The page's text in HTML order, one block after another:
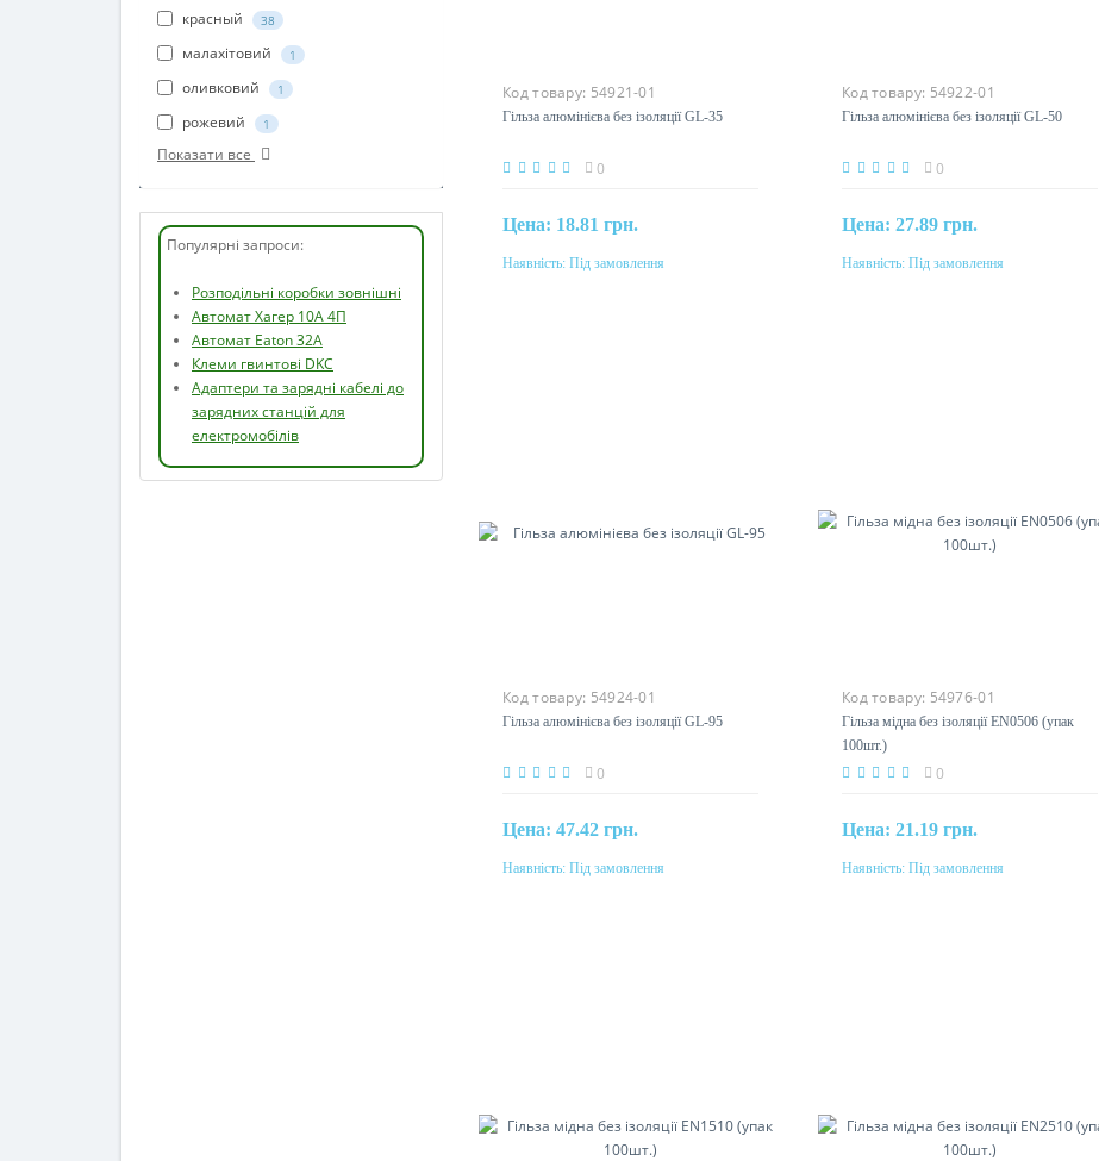
красный 38
малахітовий 1
оливковий 1
рожевий 1
Показати все
Популярні запроси:
Розподільні коробки зовнішні
Автомат Хагер 10А 4П
Автомат Eaton 32А
Клеми гвинтові DKC
Адаптери та зарядні кабелі до
зарядних станцій для
електромобілів
Код товару: 54921-01
Гільза алюмінієва без ізоляції GL-35
0
Цена: 18.81 грн.
Під замовлення
Наявність: Під замовлення
Код товару: 54922-01
Гільза алюмінієва без ізоляції GL-50
0
Цена: 27.89 грн.
Під замовлення
Наявність: Під замовлення
Код товару: 54924-01
Гільза алюмінієва без ізоляції GL-95
0
Цена: 47.42 грн.
Під замовлення
Наявність: Під замовлення
Код товару: 54976-01
Гільза мідна без ізоляції EN0506 (упак
100шт.)
0
Цена: 21.19 грн.
Під замовлення
Наявність: Під замовлення